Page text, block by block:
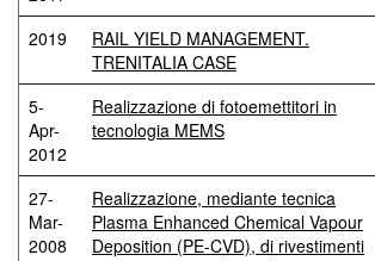
2019
RAIL YIELD MANAGEMENT.
TRENITALIA CASE
5-
Apr-
2012
Realizzazione di fotoemettitori in
tecnologia MEMS
27-
Mar-
2008
Realizzazione, mediante tecnica
Plasma Enhanced Chemical Vapour
Deposition (PE-CVD), di rivestimenti